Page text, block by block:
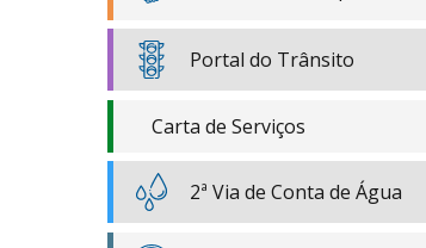
Portal do Trânsito
Carta de Serviços
2ª Via de Conta de Água